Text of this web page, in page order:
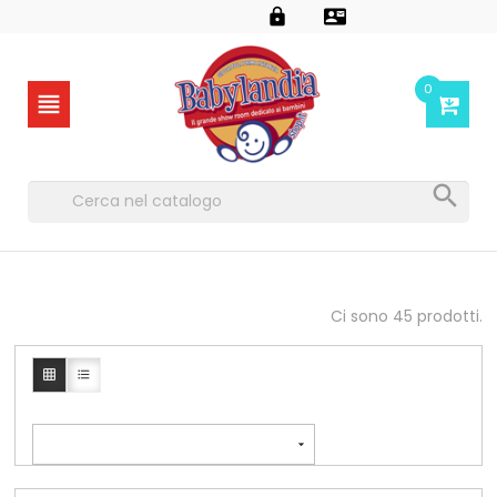
 
 0

Ci sono 45 prodotti.
 
